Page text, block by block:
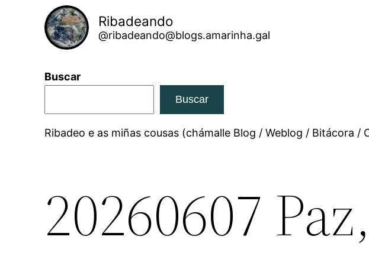
Ribadeando
@ribadeando@blogs.amarinha.gal
Buscar
Buscar
Ribadeo e as miñas cousas (chámalle Blog / Weblog / Bitácora /
20260607